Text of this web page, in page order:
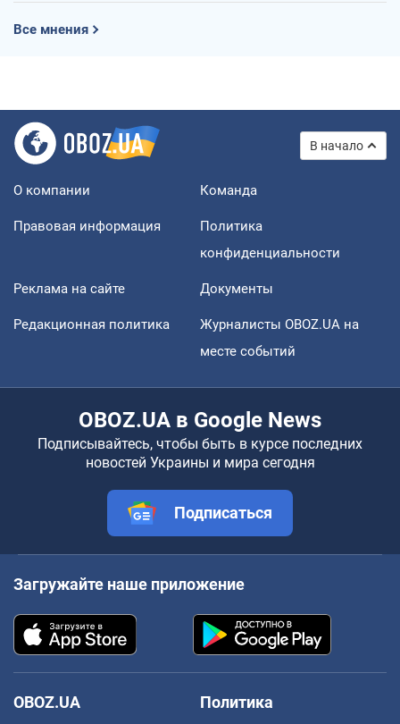
Все мнения
В начало
О компании Команда
Правовая информация
Политика
конфиденциальности
Реклама на сайте Документы
Редакционная политика
Журналисты OBOZ.UA на
месте событий
OBOZ.UA в Google News
Подписывайтесь, чтобы быть в курсе последних
новостей Украины и мира сегодня
Подписаться
Загружайте наше приложение
OBOZ.UA
Политика